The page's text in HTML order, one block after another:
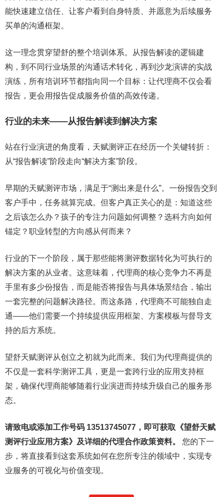
能快速建立信任、让客户看到自身特质、并愿意为后续服务
买单的沟通框架。
这一理念贯穿望舒的整个培训体系。从报告解读的逻辑建
构，到不同行业场景的沟通话术转化，再到沙龙演讲的实战
演练，所有培训环节都指向同一个目标：让代理商不仅会看
报告，更会用报告促成服务价值的高效传递。
行业的未来——从报告解读到解决方案
站在行业演进的角度看，天赋测评正在经历一个关键转折：
从“报告解读”阶段走向“解决方案”阶段。
早期的天赋测评市场，满足于“测出来是什么”。一份报告交到
客户手中，任务就算完成。但客户真正关心的是：知道这些
之后该怎么办？孩子的专注力问题如何调整？选科方向如何
锚定？职业转型的方向感从何而来？
行业的下一个阶段，属于那些能将测评数据转化为可执行的
解决方案的从业者。这意味着，代理商的核心竞争力不再是
手里有多少份报告，而是能否将报告与具体场景结合，输出
一套完整的问题解决路径。而这条路，代理商不可能独自走
通——他们需要一个持续提供应用框架、方案模板与督导支
持的后方系统。
望舒天赋测评从创立之初就为此而来。我们为代理商提供的
不仅是一套科学测评工具，更是一套跨行业的应用支持框
架，确保代理商能够随着行业演进而持续升级自己的服务形
态。
请致电或添加工作号码 13513745077，即可获取《望舒天赋
测评行业应用方案》及详细的代理合作政策资料。
您的下一
步，将直接看到这套系统如何在您所专注的领域中，实现专
业服务的可视化与价值变现。